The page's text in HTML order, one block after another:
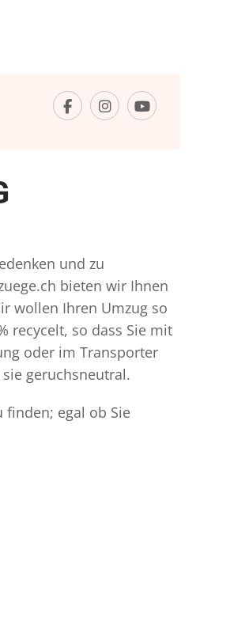
und zu
bieten wir Ihnen
wollen Ihren Umzug so
recycelt, so dass Sie mit
oder im Transporter
geruchsneutral.
finden; egal ob Sie